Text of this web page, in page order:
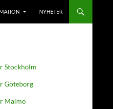
NYHETER
Stockholm
Göteborg
Malmö